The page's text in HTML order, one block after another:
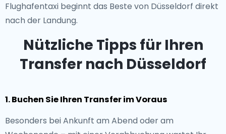
Flughafentaxi beginnt das Beste von Düsseldorf direkt
nach der Landung.
Nützliche Tipps für Ihren
Transfer nach Düsseldorf
1. Buchen Sie Ihren Transfer im Voraus
Besonders bei Ankunft am Abend oder am